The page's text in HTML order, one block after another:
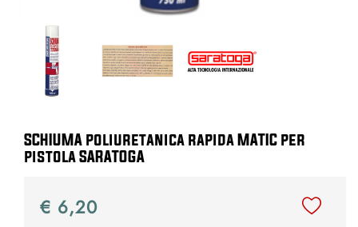
SCHIUMA poliuretanica rapida MATIC per
pistola SARATOGA
€ 6,20